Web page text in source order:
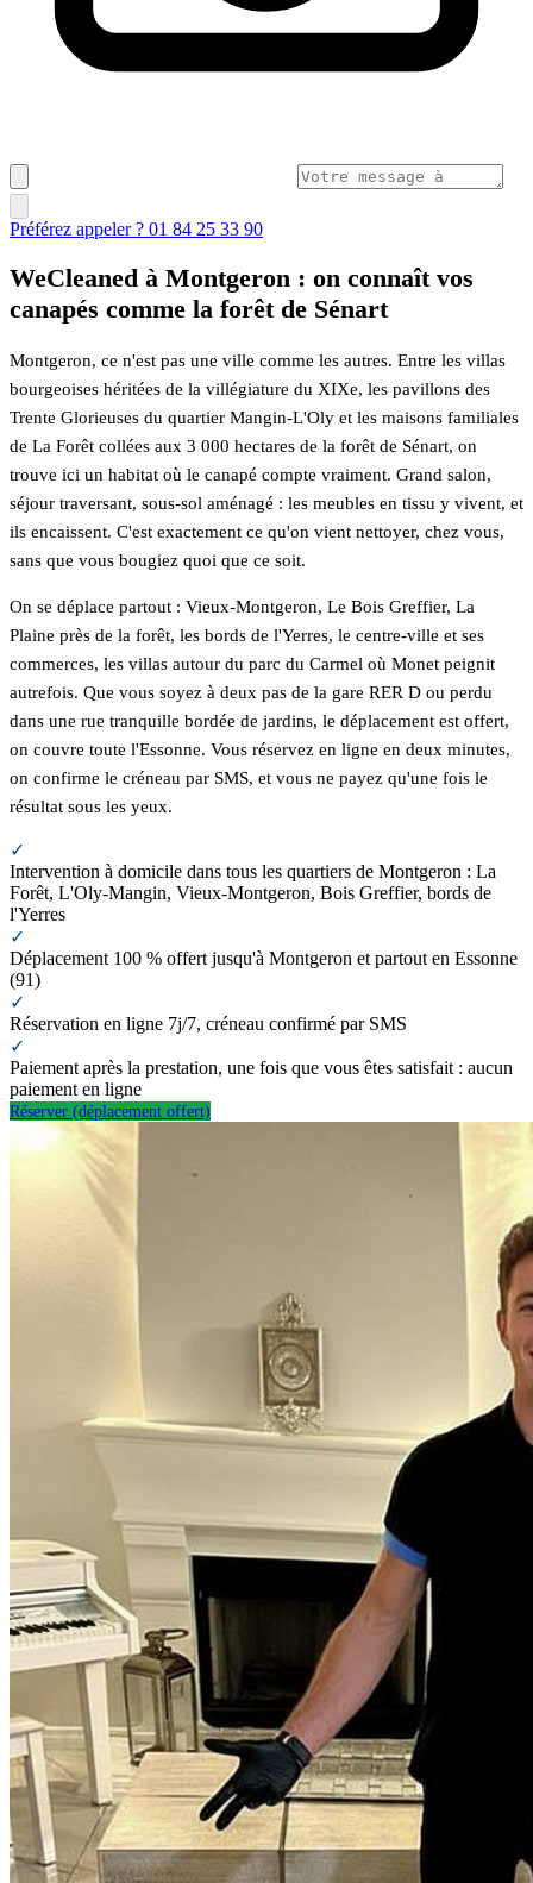
Préférez appeler ? 01 84 25 33 90
WeCleaned à Montgeron : on connaît vos
canapés comme la forêt de Sénart
Montgeron, ce n'est pas une ville comme les autres. Entre les villas
bourgeoises héritées de la villégiature du XIXe, les pavillons des
Trente Glorieuses du quartier Mangin-L'Oly et les maisons familiales
de La Forêt collées aux 3 000 hectares de la forêt de Sénart, on
trouve ici un habitat où le canapé compte vraiment. Grand salon,
séjour traversant, sous-sol aménagé : les meubles en tissu y vivent, et
ils encaissent. C'est exactement ce qu'on vient nettoyer, chez vous,
sans que vous bougiez quoi que ce soit.
On se déplace partout : Vieux-Montgeron, Le Bois Greffier, La
Plaine près de la forêt, les bords de l'Yerres, le centre-ville et ses
commerces, les villas autour du parc du Carmel où Monet peignit
autrefois. Que vous soyez à deux pas de la gare RER D ou perdu
dans une rue tranquille bordée de jardins, le déplacement est offert,
on couvre toute l'Essonne. Vous réservez en ligne en deux minutes,
on confirme le créneau par SMS, et vous ne payez qu'une fois le
résultat sous les yeux.
✓
Intervention à domicile dans tous les quartiers de Montgeron : La
Forêt, L'Oly-Mangin, Vieux-Montgeron, Bois Greffier, bords de
l'Yerres
✓
Déplacement 100 % offert jusqu'à Montgeron et partout en Essonne
(91)
✓
Réservation en ligne 7j/7, créneau confirmé par SMS
✓
Paiement après la prestation, une fois que vous êtes satisfait : aucun
paiement en ligne
Réserver (déplacement offert)